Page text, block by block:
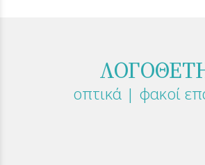
οπτικά | φακοί